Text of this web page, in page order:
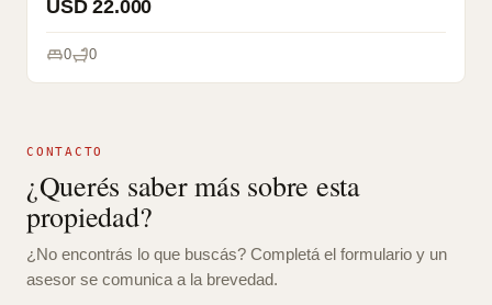
USD 22.000
0 0
CONTACTO
¿Querés saber más sobre esta
propiedad?
¿No encontrás lo que buscás? Completá el formulario y un
asesor se comunica a la brevedad.